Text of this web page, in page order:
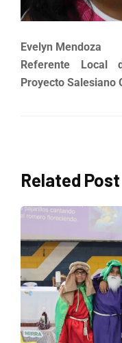
Evelyn Mendoza
Referente Local
Proyecto Salesiano
Related Post